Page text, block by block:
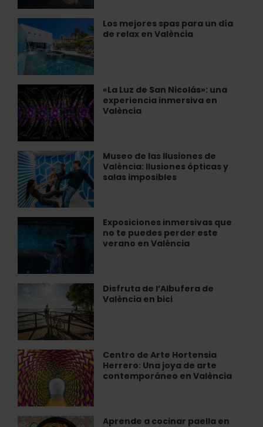
pensamiento»
en
MuVIM
Los mejores spas para un día
de relax en València
Los
mejores
spas
para
un
día
de
relax
en
València
«La Luz de San Nicolás»: una
experiencia inmersiva en
València
Luz
de
San
Nicolás»:
una
experiencia
inmersiva
en
València
Museo de las Ilusiones de
València: Ilusiones ópticas y
salas imposibles
Museo
de
las
Ilusiones
de
València:
Ilusiones
y
Exposiciones inmersivas que
no te puedes perder este
verano en València
inmersivas
que
te
puedes
verano
en
Disfruta de l’Albufera de
València en bici
l’Albufera
de
València
en
bici
Centro de Arte Hortensia
Herrero: Una joya de arte
contemporáneo en València
Centro
de
Arte
Hortensia
Herrero:
Una
Aprende a cocinar paella en
Aprende